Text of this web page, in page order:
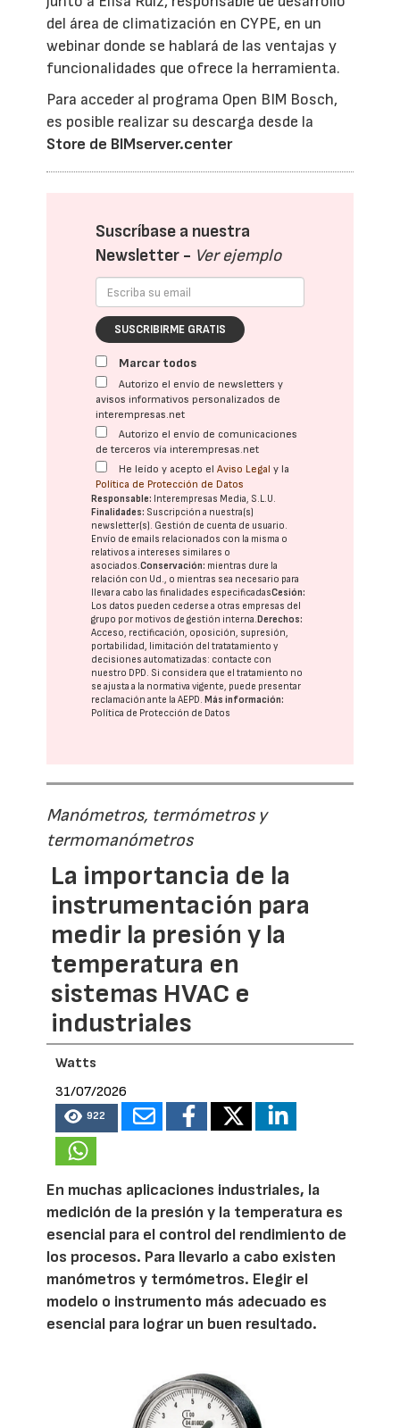
del área de climatización en CYPE, en un
webinar donde se hablará de las ventajas y
funcionalidades que ofrece la herramienta.
Para acceder al programa Open BIM Bosch,
es posible realizar su descarga desde la
Store de BIMserver.center
Suscríbase a nuestra
Newsletter - Ver ejemplo
SUSCRIBIRME GRATIS
Marcar todos
Autorizo el envío de newsletters y
avisos informativos personalizados de
interempresas.net
Autorizo el envío de comunicaciones
de terceros vía interempresas.net
He leído y acepto elAviso Legal y la
Política de Protección de Datos
Responsable: Interempresas Media, S.L.U.
Finalidades: Suscripción a nuestra(s)
newsletter(s). Gestión de cuenta de usuario.
Envío de emails relacionados con la misma o
relativos a intereses similares o
asociados.Conservación: mientras dure la
relación con Ud., o mientras sea necesario para
llevar a cabo las finalidades especificadasCesión:
Los datos pueden cederse a otras empresas del
grupo por motivos de gestión interna. Derechos:
Acceso, rectificación, oposición, supresión,
portabilidad, limitación del tratatamiento y
decisiones automatizadas: contacte con
nuestro DPD. Si considera que el tratamiento no
se ajusta a la normativa vigente, puede presentar
reclamación ante laAEPD. Más información:
Política de Protección de Datos
Manómetros, termómetros y
termomanómetros
La importancia de la
instrumentación para
medir la presión y la
temperatura en
sistemas HVAC e
industriales
Watts
31/07/2026
922
En muchas aplicaciones industriales, la
medición de la presión y la temperatura es
esencial para el control del rendimiento de
los procesos. Para llevarlo a cabo existen
manómetros y termómetros. Elegir el
modelo o instrumento más adecuado es
esencial para lograr un buen resultado.